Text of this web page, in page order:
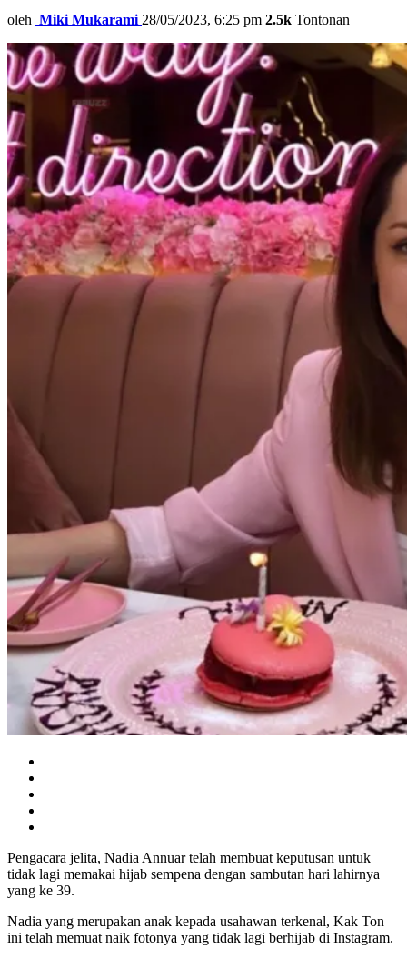
oleh Miki Mukarami 28/05/2023, 6:25 pm 2.5k Tontonan
Pengacara jelita, Nadia Annuar telah membuat keputusan untuk
tidak lagi memakai hijab sempena dengan sambutan hari lahirnya
yang ke 39.
Nadia yang merupakan anak kepada usahawan terkenal, Kak Ton
ini telah memuat naik fotonya yang tidak lagi berhijab di Instagram.